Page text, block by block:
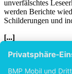
unverfälschtes
werden Berichte
Schilderungen und
[...]